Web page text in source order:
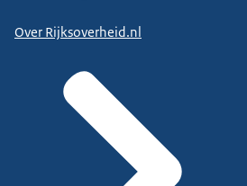
Over Rijksoverheid.nl